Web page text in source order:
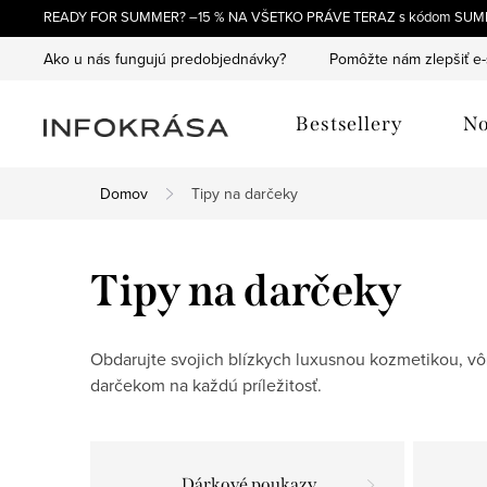
na
obsah
READY FOR SUMMER? –15 % NA VŠETKO PRÁVE TERAZ s kódom
Ako u nás fungujú predobjednávky? Pomôžte nám zlepšiť
Bestsellery
Domov Tipy na darčeky
Tipy na darčeky
Obdarujte svojich blízkych luxusnou kozmetikou,
darčekom na každú príležitosť.